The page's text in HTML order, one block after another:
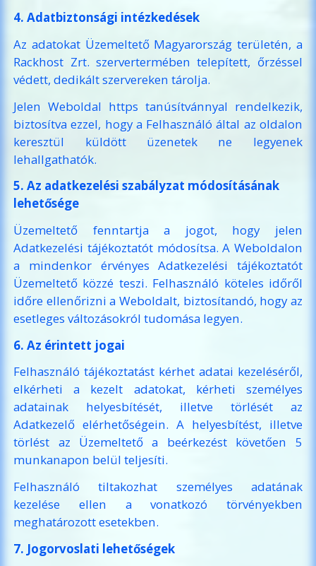
4. Adatbiztonsági intézkedések
Az adatokat Üzemeltető Magyarország területén, a
Rackhost Zrt. szervertermében telepített, őrzéssel
védett, dedikált szervereken tárolja.
Jelen Weboldal https tanúsítvánnyal rendelkezik,
biztosítva ezzel, hogy a Felhasználó által az oldalon
keresztül küldött üzenetek ne legyenek
lehallgathatók.
5. Az adatkezelési szabályzat módosításának
lehetősége
Üzemeltető fenntartja a jogot, hogy jelen
Adatkezelési tájékoztatót módosítsa. A Weboldalon
a mindenkor érvényes Adatkezelési tájékoztatót
Üzemeltető közzé teszi. Felhasználó köteles időről
időre ellenőrizni a Weboldalt, biztosítandó, hogy az
esetleges változásokról tudomása legyen.
6. Az érintett jogai
Felhasználó tájékoztatást kérhet adatai kezeléséről,
elkérheti a kezelt adatokat, kérheti személyes
adatainak helyesbítését, illetve törlését az
Adatkezelő elérhetőségein. A helyesbítést, illetve
törlést az Üzemeltető a beérkezést követően 5
munkanapon belül teljesíti.
Felhasználó tiltakozhat személyes adatának
kezelése ellen a vonatkozó törvényekben
meghatározott esetekben.
7. Jogorvoslati lehetőségek